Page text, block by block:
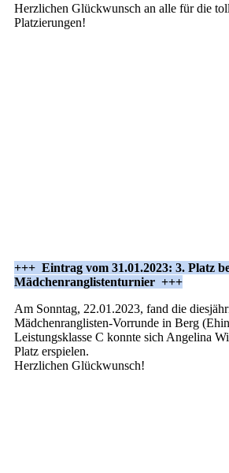
Herzlichen Glückwunsch an alle für die
Platzierungen!
+++ Eintrag vom 31.01.2023: 3. Platz
Mädchenranglistenturnier +++
Am Sonntag, 22.01.2023, fand die
Mädchenranglisten-Vorrunde in Berg
Leistungsklasse C konnte sich Angelina
Platz erspielen.
Herzlichen Glückwunsch!